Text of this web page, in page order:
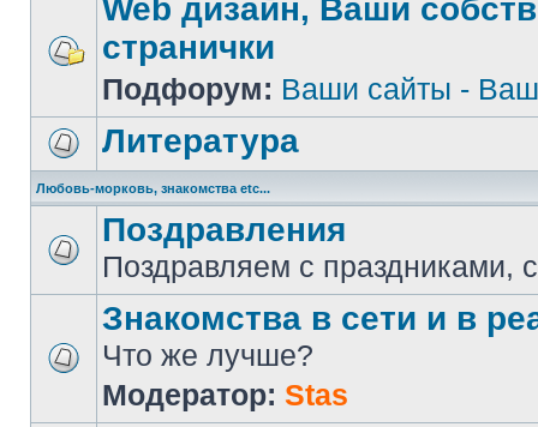
Web дизайн, Ваши
странички
Подфорум: Ваши сайты -
Литература
Любовь-морковь, знакомства etc...
Поздравления
Поздравляем с праздниками,
Знакомства в сети и в
Что же лучше?
Модератор: Stas